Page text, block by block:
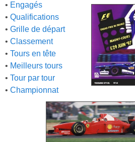
• Engagés
• Qualifications
• Grille de départ
• Classement
• Tours en tête
• Meilleurs tours
• Tour par tour
• Championnat